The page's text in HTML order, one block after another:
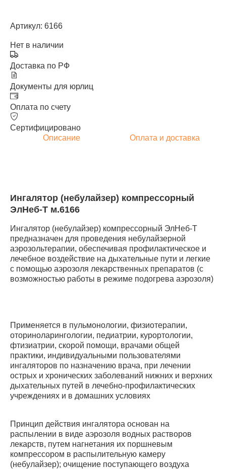
Артикул: 6166
Нет в наличии
Доставка по РФ
Документы для юрлиц
Оплата по счету
Сертифицировано
Описание
Оплата и доставка
Ингалятор (небулайзер) компрессорный
ЭлНеб-Т м.6166
Ингалятор (небулайзер) компрессорный ЭлНеб-Т
предназначен для проведения небулайзерной
аэрозольтерапии, обеспечивая профилактическое и
лечебное воздействие на дыхательные пути и легкие
с помощью аэрозоля лекарственных препаратов (с
возможностью работы в режиме подогрева аэрозоля)
Применяется в пульмонологии, физиотерапии,
оториноларингологии, педиатрии, курортологии,
фтизиатрии, скорой помощи, врачами общей
практики, индивидуальными пользователями
ингаляторов по назначению врача, при лечении
острых и хронических заболеваний нижних и верхних
дыхательных путей в лечебно-профилактических
учреждениях и в домашних условиях
Принцип действия ингалятора основан на
распылении в виде аэрозоля водных растворов
лекарств, путем нагнетания их поршневым
компрессором в распылительную камеру
(небулайзер); очищение поступающего воздуха